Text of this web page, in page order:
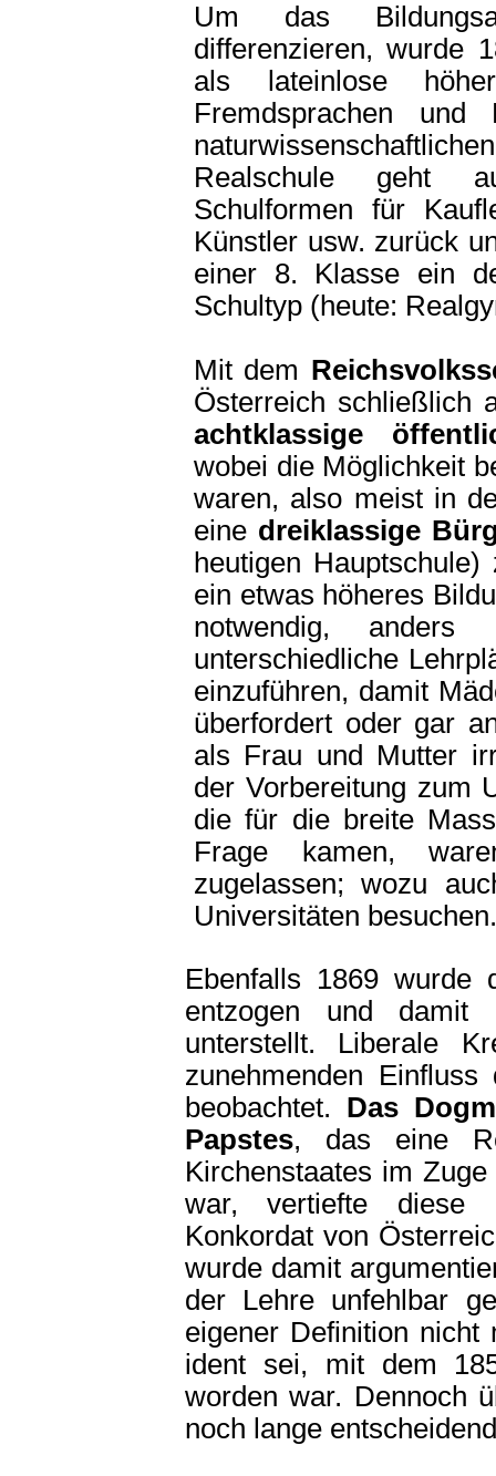
Um das
differenzieren, wurde
als lateinlose
Fremdsprachen und
Realschule geht
Schulformen für
Künstler usw. zurück
einer 8. Klasse ein
Schultyp (heute:
Mit dem
Österreich schließlich
achtklassige
wobei die Möglichkeit
waren, also meist in
eine dreiklassige
heutigen
ein etwas höheres
notwendig,
unterschiedliche
einzuführen, damit
überfordert oder gar
als Frau und Mutter
der Vorbereitung zum
die für die breite
Frage kamen,
zugelassen; wozu
Universitäten besuchen.
Ebenfalls 1869 wurde
entzogen und damit
unterstellt. Liberale
zunehmenden
beobachtet. Das
Papstes, das eine
Kirchenstaates im
war, vertiefte diese
Konkordat von
wurde damit
der Lehre unfehlbar
eigener Definition nicht
ident sei, mit dem
worden war. Dennoch
noch lange